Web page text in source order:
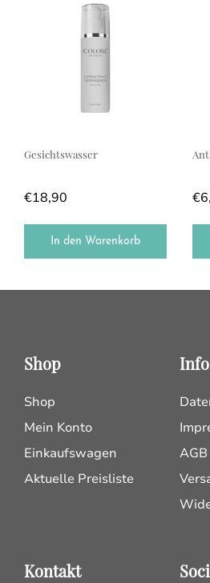
Gesichtswasser
€18,90
In den Warenkorb
€
Shop
Shop
Mein Konto
Einkaufswagen
Aktuelle Preisliste
Info
AGB
Kontakt